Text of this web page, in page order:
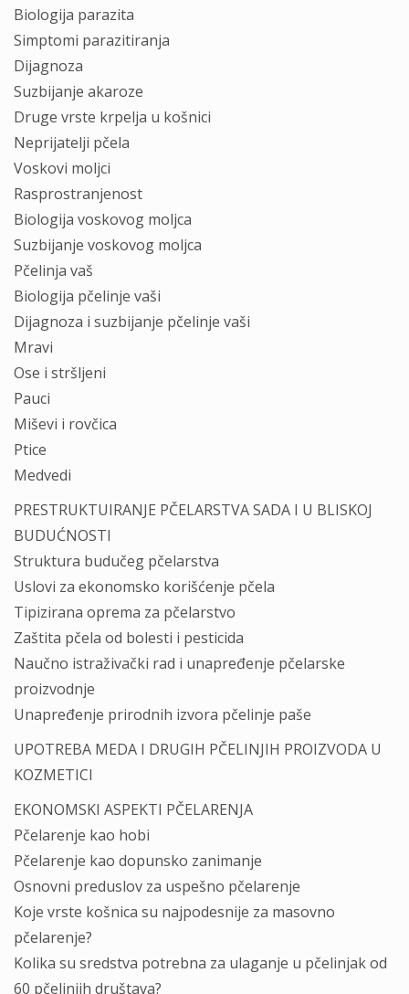
Biologija parazita
Simptomi parazitiranja
Dijagnoza
Suzbijanje akaroze
Druge vrste krpelja u košnici
Neprijatelji pčela
Voskovi moljci
Rasprostranjenost
Biologija voskovog moljca
Suzbijanje voskovog moljca
Pčelinja vaš
Biologija pčelinje vaši
Dijagnoza i suzbijanje pčelinje vaši
Mravi
Ose i stršljeni
Pauci
Miševi i rovčica
Ptice
Medvedi
PRESTRUKTUIRANJE PČELARSTVA SADA I U BLISKOJ
BUDUĆNOSTI
Struktura budučeg pčelarstva
Uslovi za ekonomsko korišćenje pčela
Tipizirana oprema za pčelarstvo
Zaštita pčela od bolesti i pesticida
Naučno istraživački rad i unapređenje pčelarske
proizvodnje
Unapređenje prirodnih izvora pčelinje paše
UPOTREBA MEDA I DRUGIH PČELINJIH PROIZVODA U
KOZMETICI
EKONOMSKI ASPEKTI PČELARENJA
Pčelarenje kao hobi
Pčelarenje kao dopunsko zanimanje
Osnovni preduslov za uspešno pčelarenje
Koje vrste košnica su najpodesnije za masovno
pčelarenje?
Kolika su sredstva potrebna za ulaganje u pčelinjak od
60 pčelinjih društava?